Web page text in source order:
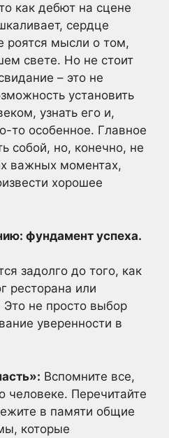
как дебют на сцене
сердце
роятся мысли о том,
свете. Но не стоит
– это не
установить
узнать его и,
то особенное. Главное
собой, но, конечно, не
важных моментах,
хорошее
фундамент успеха.
задолго до того, как
ресторана или
Это не просто выбор
уверенности в
Вспомните все,
человеке. Перечитайте
в памяти общие
которые